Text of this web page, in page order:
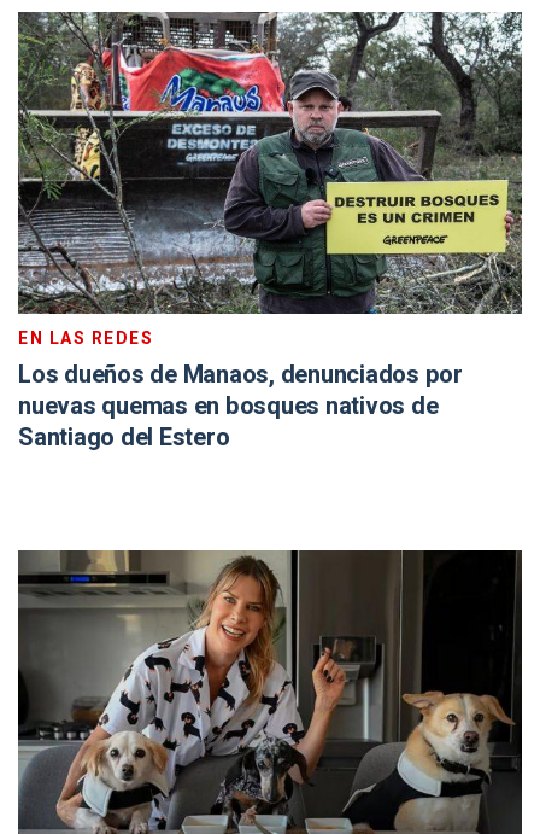
EN LAS REDES
Los dueños de Manaos, denunciados por
nuevas quemas en bosques nativos de
Santiago del Estero